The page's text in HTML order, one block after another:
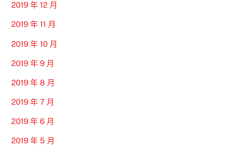
2019 年 12 月
2019 年 11 月
2019 年 10 月
2019 年 9 月
2019 年 8 月
2019 年 7 月
2019 年 6 月
2019 年 5 月